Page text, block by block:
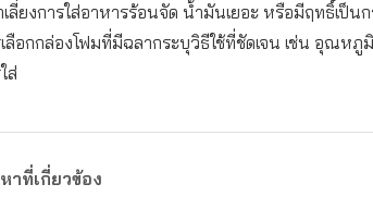
ลี่ยงการใส่อาหารร้อนจัด น้ำมันเยอะ หรือมีฤทธิ์เป็น
ลือกกล่องโฟมที่มีฉลากระบุวิธีใช้ที่ชัดเจน เช่น อุณหภู
ส่
าที่เกี่ยวข้อง